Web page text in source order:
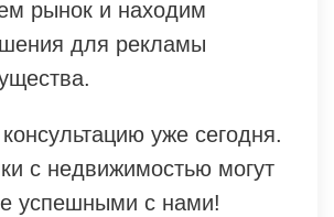
рынок и находим
для рекламы
уже сегодня.
с недвижимостью могут
успешными с нами!